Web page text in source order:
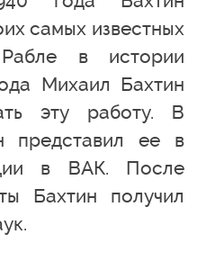
самых известных
в истории
Михаил Бахтин
эту работу. В
представил ее в
в ВАК. После
Бахтин получил